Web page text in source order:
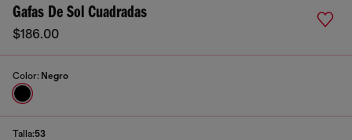
Gafas De Sol Cuadradas
$186.00
Color: Negro
Talla:53